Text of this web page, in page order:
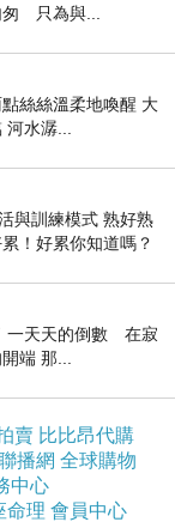
只為與...
絲絲溫柔地喚醒 大
水潺...
與訓練模式 熟好熟
！好累你知道嗎？
一天天的倒數 在寂
端 那...
賣 比比昂代購
播網 全球購物
中心
命理 會員中心